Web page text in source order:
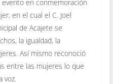
en conmemoración
en el cual el C. Joel
de Acajete se
la igualdad, la
Así mismo reconoció
entre las mujeres lo que
voz.